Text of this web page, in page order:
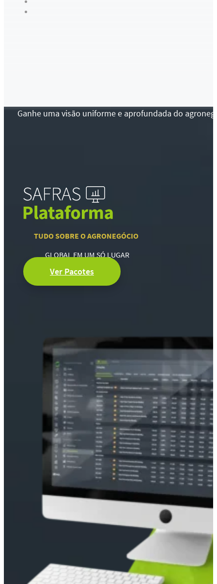
Ganhe uma visão uniforme e aprofundada do
TUDO SOBRE O AGRONEGÓCIO
GLOBAL EM UM SÓ LUGAR
Ver Pacotes